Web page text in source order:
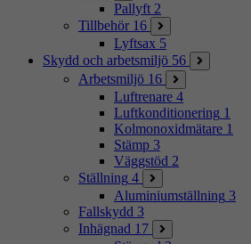
Pallyft 2
Tillbehör 16
Lyftsax 5
Skydd och arbetsmiljö 56
Arbetsmiljö 16
Luftrenare 4
Luftkonditionering 1
Kolmonoxidmätare 1
Stämp 3
Väggstöd 2
Ställning 4
Aluminiumställning 3
Fallskydd 3
Inhägnad 17